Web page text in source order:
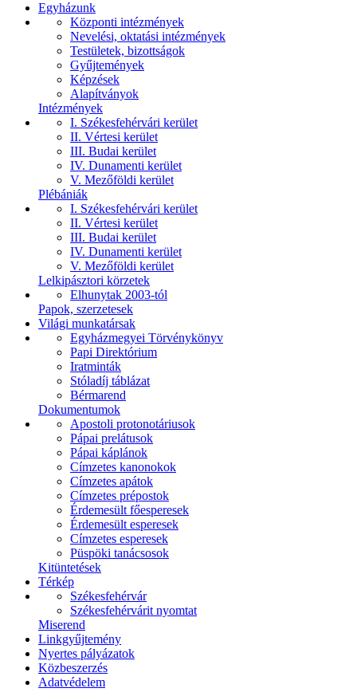
Egyházunk
Központi intézmények
Nevelési, oktatási intézmények
Testületek, bizottságok
Gyűjtemények
Képzések
Alapítványok
Intézmények
I. Székesfehérvári kerület
II. Vértesi kerület
III. Budai kerület
IV. Dunamenti kerület
V. Mezőföldi kerület
Plébániák
I. Székesfehérvári kerület
II. Vértesi kerület
III. Budai kerület
IV. Dunamenti kerület
V. Mezőföldi kerület
Lelkipásztori körzetek
Elhunytak 2003-tól
Papok, szerzetesek
Világi munkatársak
Egyházmegyei Törvénykönyv
Papi Direktórium
Iratminták
Stóladíj táblázat
Bérmarend
Dokumentumok
Apostoli protonotáriusok
Pápai prelátusok
Pápai káplánok
Címzetes kanonokok
Címzetes apátok
Címzetes prépostok
Érdemesült főesperesek
Érdemesült esperesek
Címzetes esperesek
Püspöki tanácsosok
Kitüntetések
Térkép
Székesfehérvár
Székesfehérvárit nyomtat
Miserend
Linkgyűjtemény
Nyertes pályázatok
Közbeszerzés
Adatvédelem